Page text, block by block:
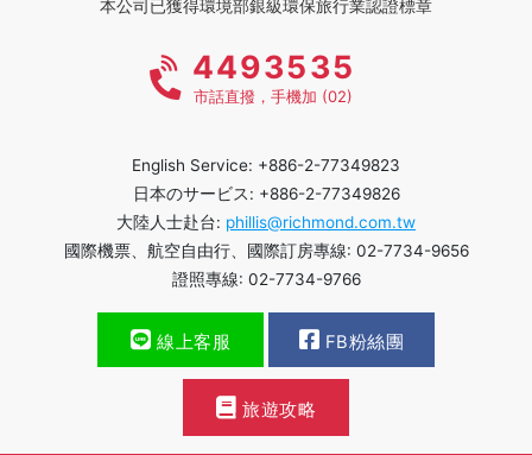
本公司已獲得環境部銀級環保旅行業認證標章
4493535
市話直撥，手機加 (02)
English Service: +886-2-77349823
日本のサービス: +886-2-77349826
大陸人士赴台: phillis@richmond.com.tw
國際機票、航空自由行、國際訂房專線: 02-7734-9656
證照專線: 02-7734-9766
線上客服 FB粉絲團
旅遊攻略